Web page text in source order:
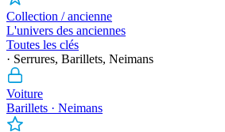
Collection / ancienne
L'univers des anciennes
Toutes les clés
· Serrures, Barillets, Neimans
Voiture
Barillets · Neimans